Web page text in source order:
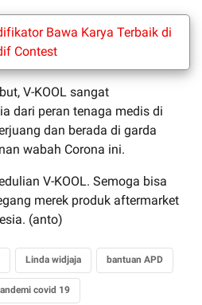
Bawa Karya Terbaik di
Contest
V-KOOL sangat
dari peran tenaga medis di
dan berada di garda
wabah Corona ini.
V-KOOL. Semoga bisa
merek produk aftermarket
(anto)
Linda widjaja bantuan APD
covid 19